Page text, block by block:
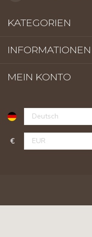
KATEGORIEN
INFORMATIONEN
MEIN KONTO
€